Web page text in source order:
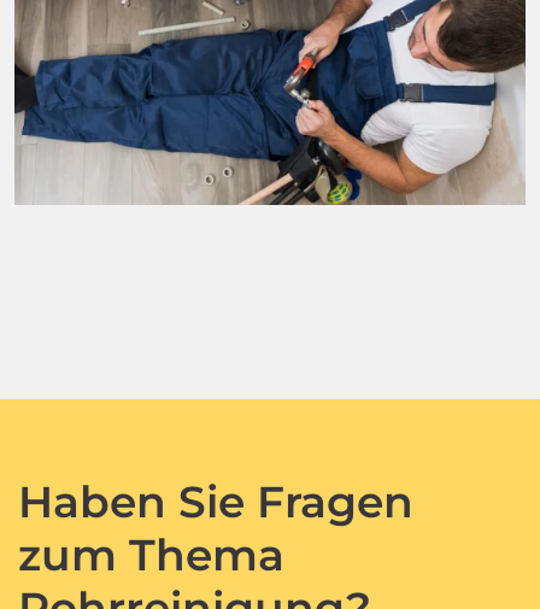
Haben Sie Fragen
zum Thema